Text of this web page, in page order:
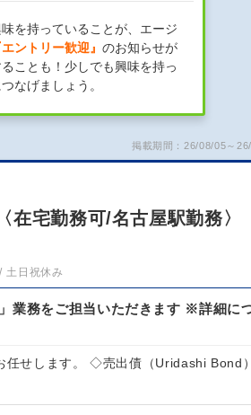
を持っていることが、エージ
エントリー歓迎』 のお知らせが
ことも！少しでも興味を持っ
なげましょう。
掲載期間：26/08/05～
在宅勤務可/名古屋駅勤務〉
土日祝休み
業務をご担当いただきます ※詳細に
任せします。 ◇売出債（Uridashi Bond